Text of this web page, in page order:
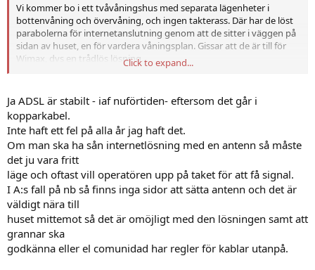
Vi kommer bo i ett tvåvåningshus med separata lägenheter i
bottenvåning och övervåning, och ingen takterass. Där har de löst
parabolerna för internetanslutning genom att de sitter i väggen på
sidan av huset, en för vardera våningsplan. Gissar att de är till för
Wimax, dvs en trådlös lösning.
nummer som telefonlinjen är kopplad till. Så var det även i Sverige
på den tiden när jag fortfarande hade internet den vägen. I Spanien
tillhör ADSL de mer stabila lösningarna, men det tror jag inte att jag
kan ordna innan jag finns på plats.
Click to expand...
Ja ADSL är stabilt - iaf nuförtiden- eftersom det går i
kopparkabel.
Inte haft ett fel på alla år jag haft det.
Om man ska ha sån internetlösning med en antenn så måste
det ju vara fritt
läge och oftast vill operatören upp på taket för att få signal.
I A:s fall på nb så finns inga sidor att sätta antenn och det är
väldigt nära till
huset mittemot så det är omöjligt med den lösningen samt att
grannar ska
godkänna eller el comunidad har regler för kablar utanpå.